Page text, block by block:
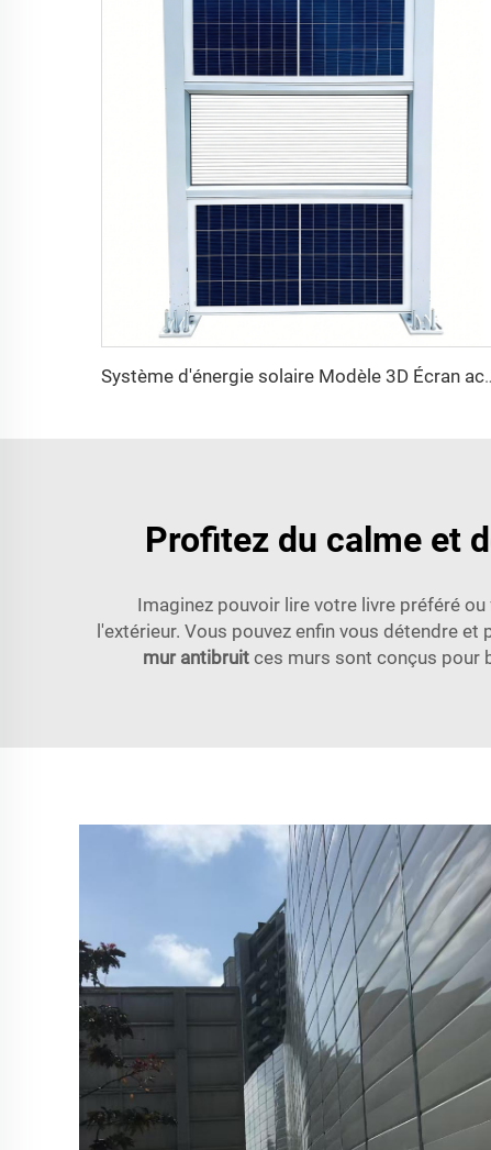
Système d'énergie solaire Modèle
Profitez du calme et
Imaginez pouvoir lire votre livre préféré
l'extérieur. Vous pouvez enfin vous détendre
mur antibruit ces murs sont conçus pour